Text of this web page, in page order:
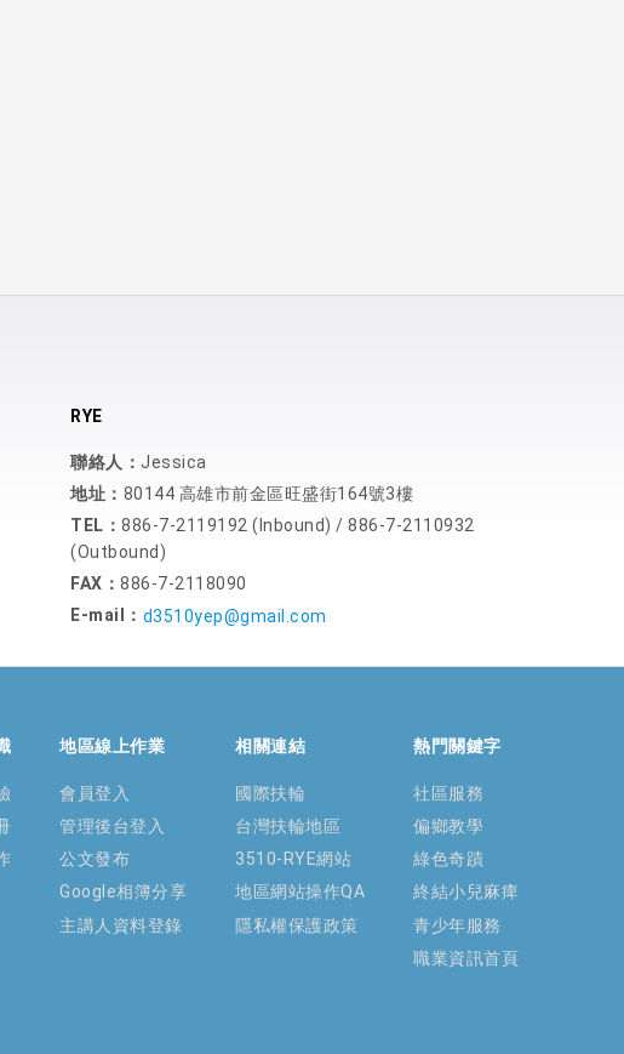
RYE
聯絡人： Jessica
地址： 80144 高雄市前金區旺盛街164號3樓
TEL： 886-7-2119192 (Inbound) / 886-7-2110932
(Outbound)
FAX： 886-7-2118090
E-mail： d3510yep@gmail.com
熱門關鍵字
社區服務
偏鄉教學
綠色奇蹟
終結小兒麻痺
青少年服務
職業資訊首頁
相關連結
國際扶輪
台灣扶輪地區
3510-RYE網站
地區網站操作QA
隱私權保護政策
地區線上作業
會員登入
管理後台登入
公文發布
Google相簿分享
主講人資料登錄